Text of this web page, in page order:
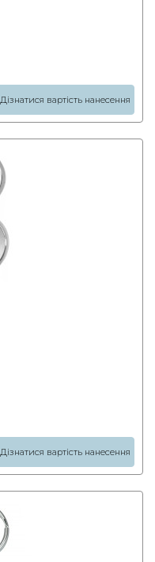
Дізнатися вартість нанесення
Дізнатися вартість нанесення